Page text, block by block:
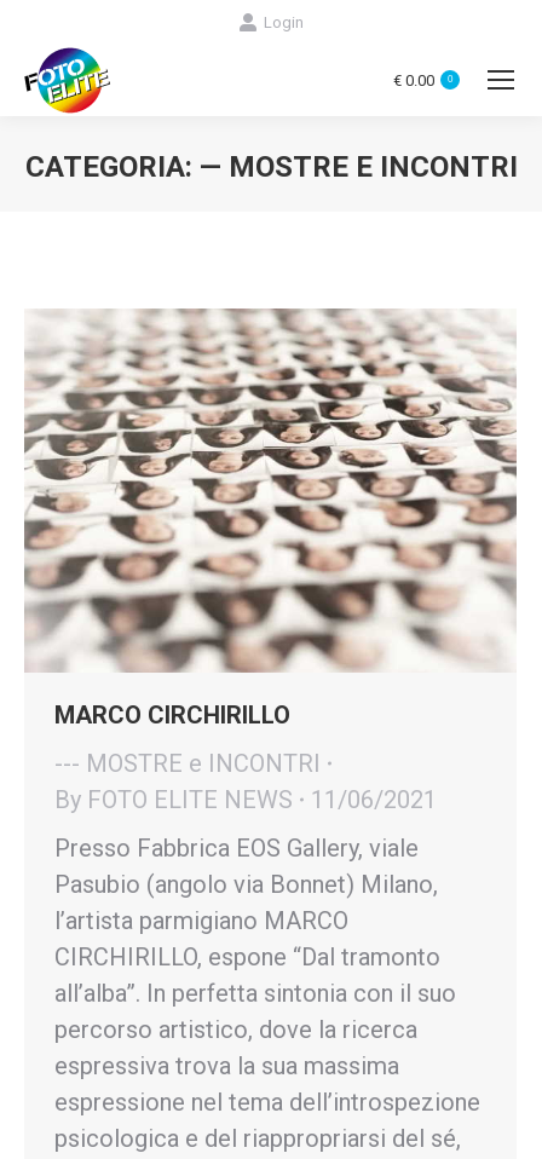
Login
€ 0.00 0
CATEGORIA: — MOSTRE E INCONTRI
MARCO CIRCHIRILLO
--- MOSTRE e INCONTRI
By FOTO ELITE NEWS
11/06/2021
Presso Fabbrica EOS Gallery, viale
Pasubio (angolo via Bonnet) Milano,
l’artista parmigiano MARCO
CIRCHIRILLO, espone “Dal tramonto
all’alba”. In perfetta sintonia con il suo
percorso artistico, dove la ricerca
espressiva trova la sua massima
espressione nel tema dell’introspezione
psicologica e del riappropriarsi del sé,